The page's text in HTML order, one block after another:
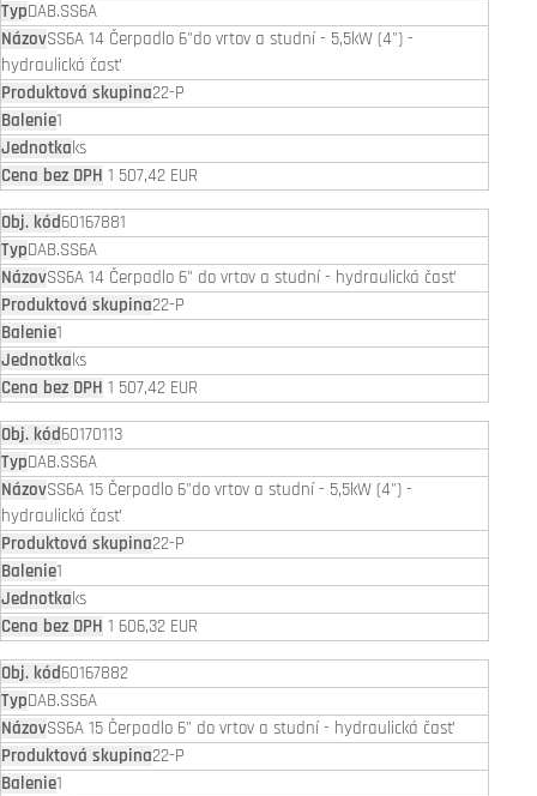
DAB.SS6A
SS6A 14 Čerpadlo 6"do vrtov a studní - 5,5kW (4") -
hydraulická časť
22-P
1
ks
1 507,42 EUR
60167881
DAB.SS6A
SS6A 14 Čerpadlo 6" do vrtov a studní - hydraulická časť
22-P
1
ks
1 507,42 EUR
60170113
DAB.SS6A
SS6A 15 Čerpadlo 6"do vrtov a studní - 5,5kW (4") -
hydraulická časť
22-P
1
ks
1 606,32 EUR
60167882
DAB.SS6A
SS6A 15 Čerpadlo 6" do vrtov a studní - hydraulická časť
22-P
1